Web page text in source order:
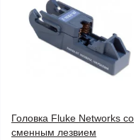
Головка Fluke Networks со
сменным лезвием